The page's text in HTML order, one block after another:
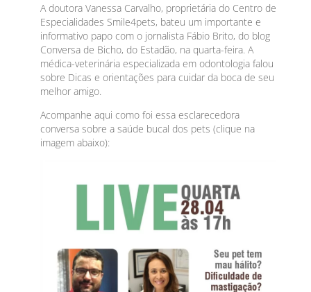
A doutora Vanessa Carvalho, proprietária do Centro de
Especialidades Smile4pets, bateu um importante e
informativo papo com o jornalista Fábio Brito, do blog
Conversa de Bicho, do Estadão, na quarta-feira. A
médica-veterinária especializada em odontologia falou
sobre Dicas e orientações para cuidar da boca de seu
melhor amigo.
Acompanhe aqui como foi essa esclarecedora
conversa sobre a saúde bucal dos pets (clique na
imagem abaixo):